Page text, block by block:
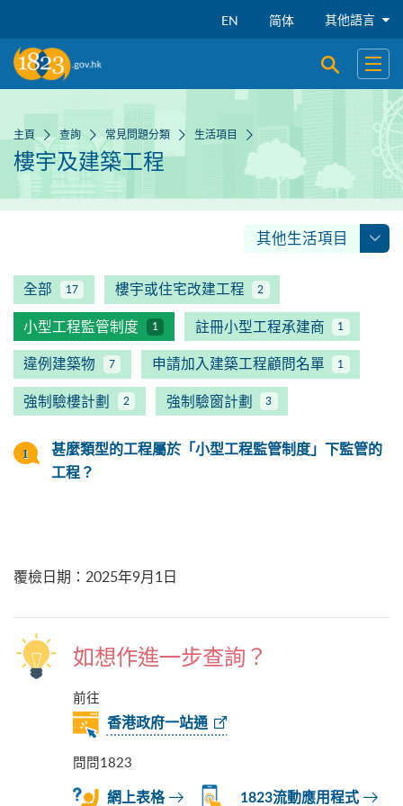
EN 简体 其他語言
開啟搜尋
開啟
主頁 查詢 常見問題分類 生活項目
樓宇及建築工程
其他生活項目
全部 17 樓宇或住宅改建工程 2
小型工程監管制度 1 註冊小型工程承建商 1
違例建築物 7 申請加入建築工程顧問名單 1
強制驗樓計劃 2 強制驗窗計劃 3
甚麼類型的工程屬於「小型工程監管制度」下監管的
工程？
覆檢日期 ： 2025年9月1日
如想作進一步查詢？
前往
香港政府一站通
問問1823
網上表格 1823流動應用程式